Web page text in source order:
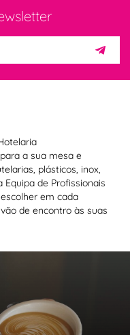
a sua mesa e
plásticos, inox,
de Profissionais
em cada
de encontro às suas